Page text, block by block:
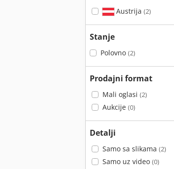
Austrija (2)
Stanje
Polovno (2)
Prodajni format
Mali oglasi (2)
Aukcije (0)
Detalji
Samo sa slikama (2)
Samo uz video (0)